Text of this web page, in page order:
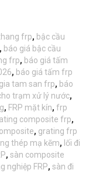
frp, bậc cầu
, báo giá bậc cầu
frp, báo giá tấm
, báo giá tấm frp
tam san frp, báo
trạm xử lý nước,
, FRP mặt kín, frp
composite frp,
, grating frp
thép mạ kẽm, lối đi
, sàn composite
nghiệp FRP, sàn đi